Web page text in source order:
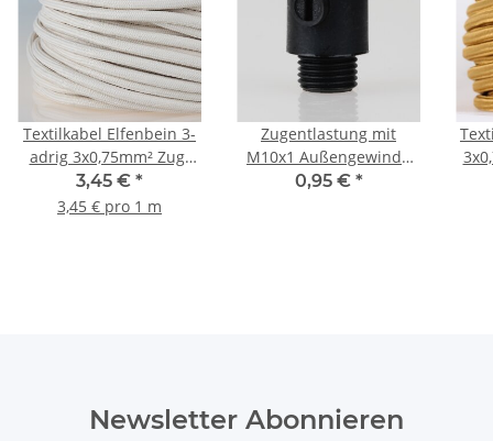
Textilkabel Elfenbein 3-
adrig 3x0,75mm² Zug-
Pendelleitung S03RT-F
3G0,75
3,45 € *
3,45 € pro 1 m
Zugentlastung mit
M10x1 Außengewinde
für Kabel 13x19mm
0,95 € *
Newsletter Abonnieren